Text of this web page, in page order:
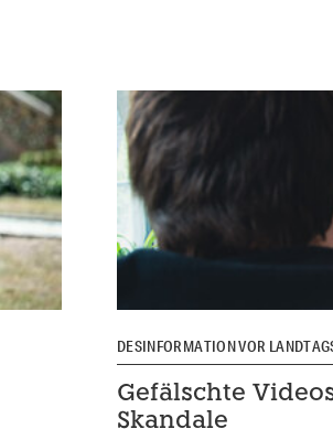
DESINFORMATION VOR
Gefälschte
Skandale